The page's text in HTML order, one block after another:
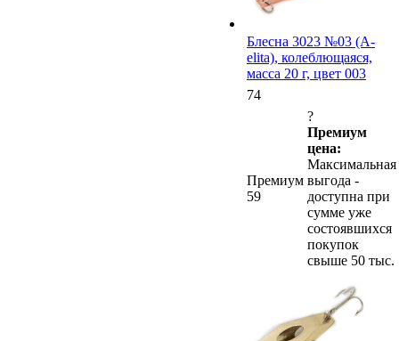
Блесна 3023 №03 (А-
elita), колеблющаяся,
масса 20 г, цвет 003
74
Премиум
59
?
Премиум
цена:
Максимальная
выгода -
доступна при
сумме уже
состоявшихся
покупок
свыше 50 тыс.